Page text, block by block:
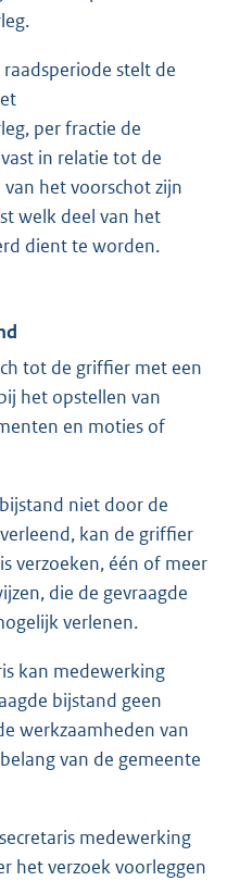
stelt de
per fractie de
in relatie tot de
het voorschot zijn
welk deel van het
dient te worden.
tot de griffier met een
het opstellen van
en moties of
niet door de
kan de griffier
verzoeken, één of meer
die de gevraagde
verlenen.
kan medewerking
bijstand geen
werkzaamheden van
van de gemeente
medewerking
het verzoek voorleggen